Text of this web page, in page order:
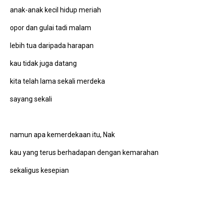
anak-anak kecil hidup meriah
opor dan gulai tadi malam
lebih tua daripada harapan
kau tidak juga datang
kita telah lama sekali merdeka
sayang sekali
namun apa kemerdekaan itu, Nak
kau yang terus berhadapan dengan kemarahan
sekaligus kesepian